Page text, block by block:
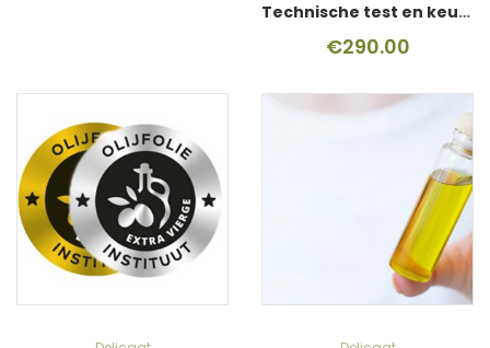
Technische test en keurmerk
€290.00